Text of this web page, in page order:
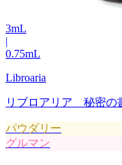
3mL
|
0.75mL
Libroaria
リブロアリア 秘密の
パウダリー
グルマン